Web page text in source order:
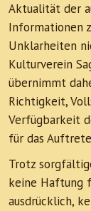
Aktualität der
Informationen
Unklarheiten
Kulturverein
übernimmt
Richtigkeit,
Verfügbarkeit
für das
Trotz
keine Haftung
ausdrücklich,